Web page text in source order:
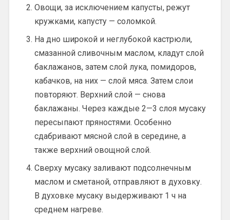
Овощи, за исключением капусты, режут
кружками, капусту — соломкой.
На дно широкой и неглубокой кастрюли,
смазанной сливочным маслом, кладут слой
баклажанов, затем слой лука, помидоров,
кабачков, на них — слой мяса. Затем слои
повторяют. Верхний слой — снова
баклажаны. Через каждые 2—3 слоя мусаку
пересыпают пряностями. Особенно
сдабривают мясной слой в середине, а
также верхний овощной слой.
Сверху мусаку заливают подсолнечным
маслом и сметаной, отправляют в духовку.
В духовке мусаку выдерживают 1 ч на
среднем нагреве.